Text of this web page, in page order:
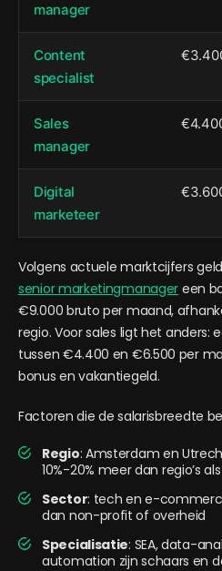
manager
Content
specialist
Sales
manager
Digital
marketeer
Volgens actuele marktcijfers
senior marketingmanager een
€9.000 bruto per maand,
regio. Voor sales ligt het anders:
tussen €4.400 en €6.500 per
bonus en vakantiegeld.
Factoren die de salarisbreedte
Regio: Amsterdam en
10%-20% meer dan regio’s
Sector: tech en e-
dan non-profit of overheid
Specialisatie: SEA, data-
automation zijn schaars en